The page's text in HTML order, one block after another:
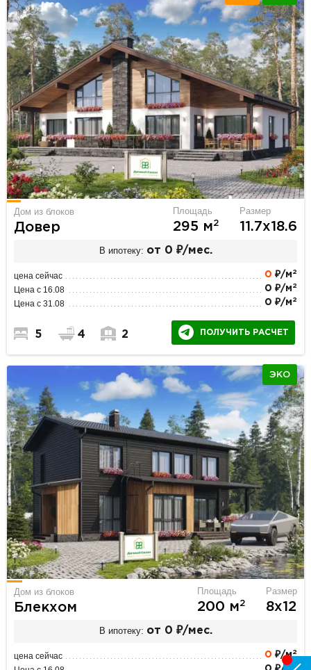
Дом из блоков
Довер
Площадь
295 м2
Размер
11.7х18.6
В ипотеку: от 0 ₽/мес.
цена сейчас 0 ₽/м 2
Цена с 16.08 0 ₽/м 2
Цена с 31.08 0 ₽/м 2
5 4 2 ПОЛУЧИТЬ РАСЧЕТ
ЭКО
Дом из блоков
Блекхом
Площадь
200 м2
Размер
8х12
В ипотеку: от 0 ₽/мес.
цена сейчас 0 ₽/м2
0 ₽/м 2